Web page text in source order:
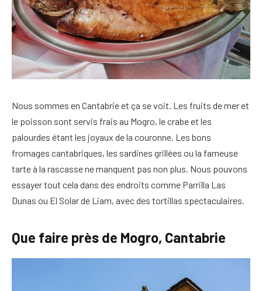
Nous sommes en Cantabrie et ça se voit. Les fruits de mer et
le poisson sont servis frais au Mogro, le crabe et les
palourdes étant les joyaux de la couronne. Les bons
fromages cantabriques, les sardines grillées ou la fameuse
tarte à la rascasse ne manquent pas non plus. Nous pouvons
essayer tout cela dans des endroits comme Parrilla Las
Dunas ou El Solar de Liam, avec des tortillas spectaculaires.
Que faire près de Mogro, Cantabrie